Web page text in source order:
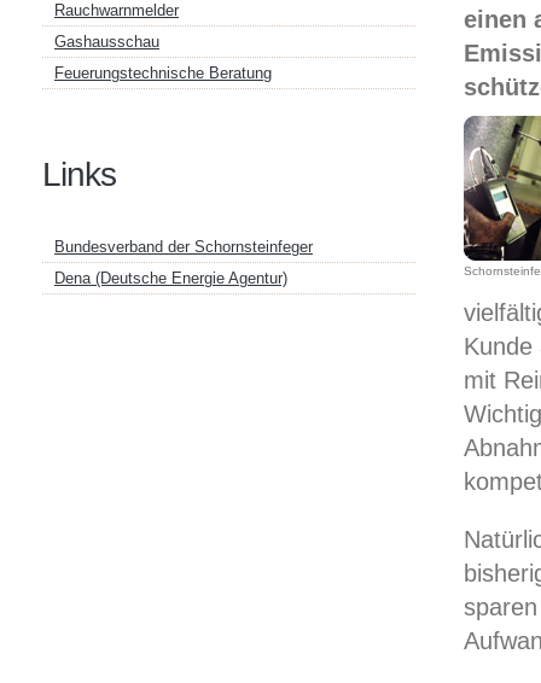
einen
Kunde
mit
Rauchwarnmelder
Gashausschau
Feuerungstechnische Beratung
Links
Bundesverband der Schornsteinfeger
Dena (Deutsche Energie Agentur)